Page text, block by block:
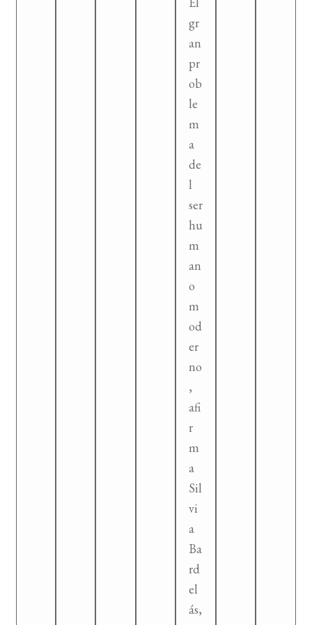
gr
an
pr
ob
le
m
a
de
l
ser
hu
m
an
o
m
od
er
no
,
afi
r
m
a
Sil
vi
a
Ba
rd
el
ás,